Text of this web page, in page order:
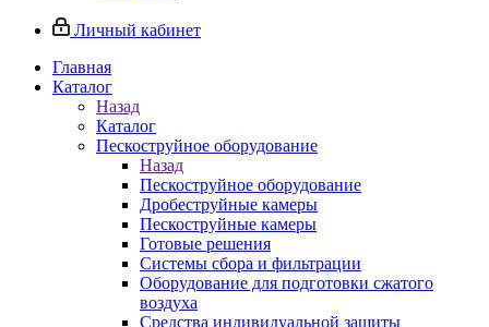
Личный кабинет
Главная
Каталог
Назад
Каталог
Пескоструйное оборудование
Назад
Пескоструйное оборудование
Дробеструйные камеры
Пескоструйные камеры
Готовые решения
Системы сбора и фильтрации
Оборудование для подготовки сжатого
воздуха
Средства индивидуальной защиты